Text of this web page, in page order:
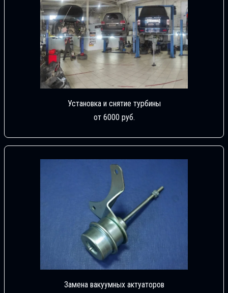
Установка и снятие турбины
от 6000 руб.
Замена вакуумных актуаторов